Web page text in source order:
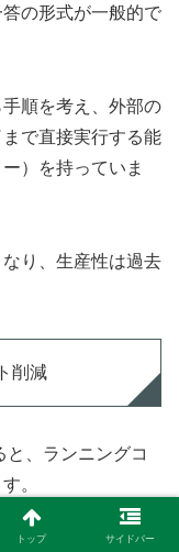
の形式が一般的で
順を考え、外部の
で直接実行する能
）を持っていま
り、生産性は過去
削減
、ランニングコ
。
ソースモデルを自
トップ サイドバー